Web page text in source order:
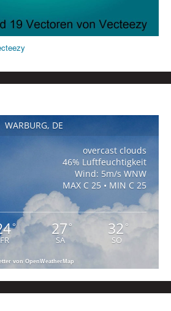
WARBURG, DE
overcast clouds
46% Luftfeuchtigkeit
Wind: 5m/s WNW
MAX C 25 • MIN C 25
°
FR
27°
SA
32 °
SO
von OpenWeatherMap